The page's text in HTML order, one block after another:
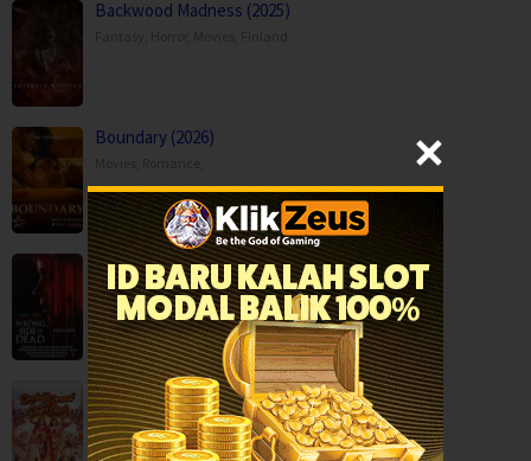
Backwood Madness (2025)
Boundary (2026)
Capps Crossing: Wrong Side of Dead (2026…
Horror,Movies,Thriller,USA
Durlabh Prasad Ki Dusri Shadi (2025)
Comedy,Family,Movies,India